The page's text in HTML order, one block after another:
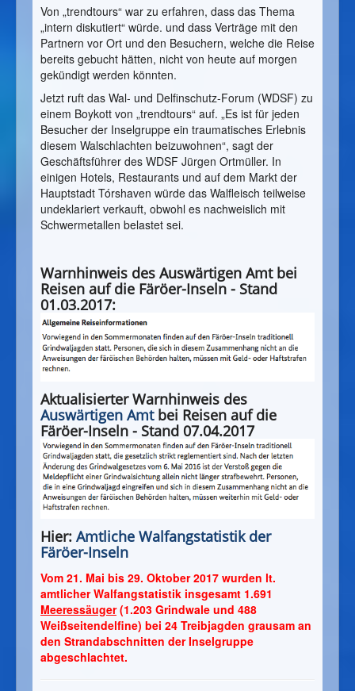
Von „trendtours“ war zu erfahren, dass das Thema
„intern diskutiert“ würde. und dass Verträge mit den
Partnern vor Ort und den Besuchern, welche die Reise
bereits gebucht hätten, nicht von heute auf morgen
gekündigt werden könnten.
Jetzt ruft das Wal- und Delfinschutz-Forum (WDSF) zu
einem Boykott von „trendtours“ auf. „Es ist für jeden
Besucher der Inselgruppe ein traumatisches Erlebnis
diesem Walschlachten beizuwohnen“, sagt der
Geschäftsführer des WDSF Jürgen Ortmüller. In
einigen Hotels, Restaurants und auf dem Markt der
Hauptstadt Tórshaven würde das Walfleisch teilweise
undeklariert verkauft, obwohl es nachweislich mit
Schwermetallen belastet sei.
Warnhinweis des Auswärtigen Amt bei
Reisen auf die Färöer-Inseln - Stand
01.03.2017:
Aktualisierter Warnhinweis des
Auswärtigen Amtbei Reisen auf die
Färöer-Inseln - Stand 07.04.2017
Hier: Amtliche Walfangstatistik der
Färöer-Inseln
Vom 21. Mai bis 29. Oktober 2017 wurden lt.
amtlicher Walfangstatistik insgesamt 1.691
Meeressäuger(1.203 Grindwale und 488
Weißseitendelfine) bei 24 Treibjagden grausam an
den Strandabschnitten der Inselgruppe
abgeschlachtet.